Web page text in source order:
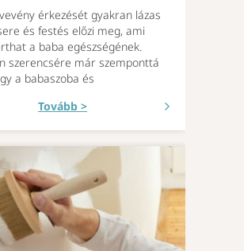
érkezését gyakran lázas
és festés előzi meg, ami
a baba egészségének.
szerencsére már szemponttá
a babaszoba és
Tovább >